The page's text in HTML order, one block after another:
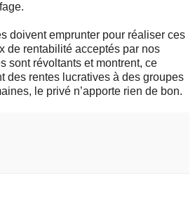
doivent emprunter pour réaliser ces
de rentabilité acceptés par nos
sont révoltants et montrent, ce
des rentes lucratives à des groupes
le privé n’apporte rien de bon.